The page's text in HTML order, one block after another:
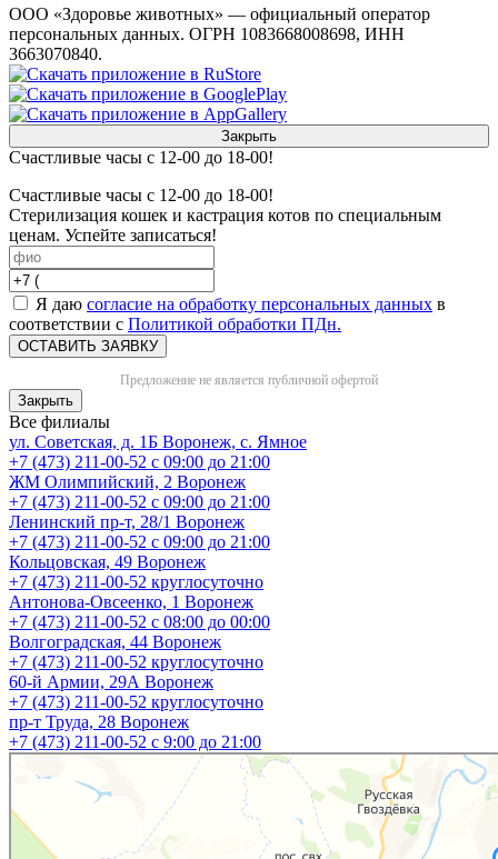
ООО «Здоровье животных» — официальный оператор
персональных данных. ОГРН 1083668008698, ИНН
3663070840.
Закрыть
Счастливые часы с 12-00 до 18-00!
Счастливые часы с 12-00 до 18-00!
Стерилизация кошек и кастрация котов по специальным
ценам. Успейте записаться!
Я даю согласие на обработку персональных данных в
соответствии с Политикой обработки ПДн.
ОСТАВИТЬ ЗАЯВКУ
Предложение не является публичной офертой
Закрыть
Все филиалы
ул. Советская, д. 1Б Воронеж, с. Ямное
+7 (473) 211-00-52 с 09:00 до 21:00
ЖМ Олимпийский, 2 Воронеж
+7 (473) 211-00-52 с 09:00 до 21:00
Ленинский пр-т, 28/1 Воронеж
+7 (473) 211-00-52 с 09:00 до 21:00
Кольцовская, 49 Воронеж
+7 (473) 211-00-52 круглосуточно
Антонова-Овсеенко, 1 Воронеж
+7 (473) 211-00-52 с 08:00 до 00:00
Волгоградская, 44 Воронеж
+7 (473) 211-00-52 круглосуточно
60-й Армии, 29А Воронеж
+7 (473) 211-00-52 круглосуточно
пр-т Труда, 28 Воронеж
+7 (473) 211-00-52 c 9:00 до 21:00